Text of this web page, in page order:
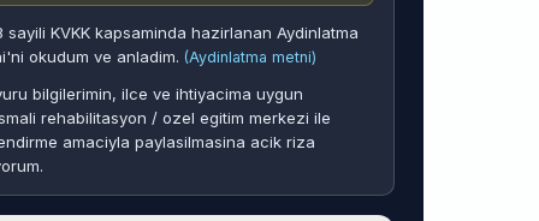
sayili KVKK kapsaminda hazirlanan Aydinlatma
okudum ve anladim. (Aydinlatma metni)
bilgilerimin, ilce ve ihtiyacima uygun
rehabilitasyon / ozel egitim merkezi ile
amaciyla paylasilmasina acik riza